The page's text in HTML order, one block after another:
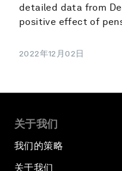
detailed data from
positive effect of
2022年12月02日
关于我们
我们的策略
关于我们